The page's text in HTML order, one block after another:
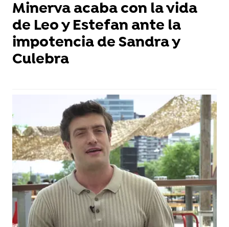
Minerva acaba con la vida
de Leo y Estefan ante la
impotencia de Sandra y
Culebra